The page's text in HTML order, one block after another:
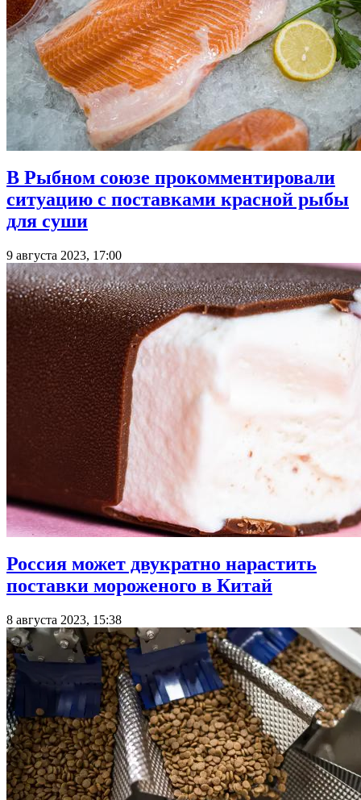
В Рыбном союзе прокомментировали
ситуацию с поставками красной рыбы
для суши
9 августа 2023, 17:00
Россия может двукратно нарастить
поставки мороженого в Китай
8 августа 2023, 15:38